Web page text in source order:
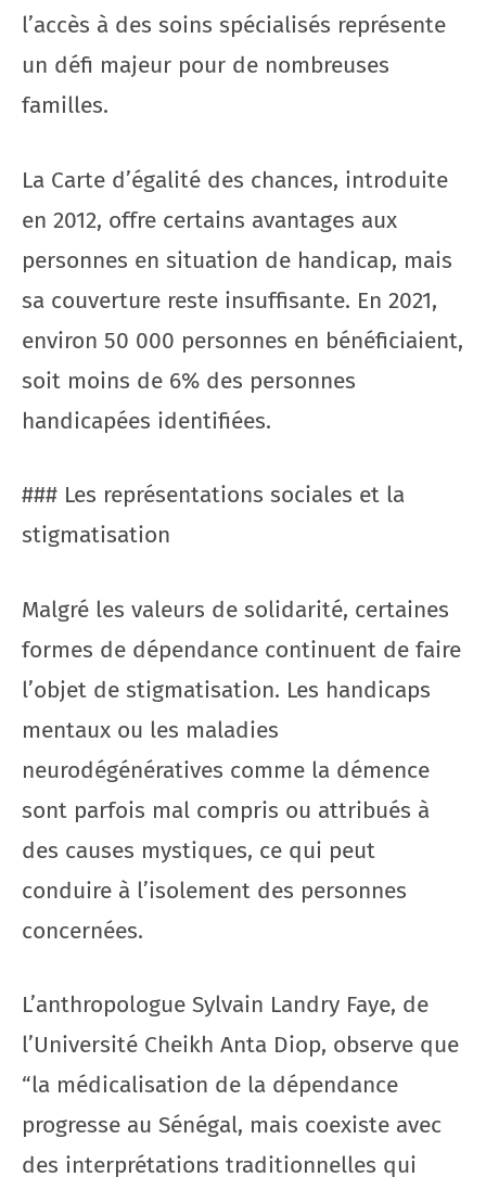
l’accès à des soins spécialisés représente
un défi majeur pour de nombreuses
familles.
La Carte d’égalité des chances, introduite
en 2012, offre certains avantages aux
personnes en situation de handicap, mais
sa couverture reste insuffisante. En 2021,
environ 50 000 personnes en bénéficiaient,
soit moins de 6% des personnes
handicapées identifiées.
### Les représentations sociales et la
stigmatisation
Malgré les valeurs de solidarité, certaines
formes de dépendance continuent de faire
l’objet de stigmatisation. Les handicaps
mentaux ou les maladies
neurodégénératives comme la démence
sont parfois mal compris ou attribués à
des causes mystiques, ce qui peut
conduire à l’isolement des personnes
concernées.
L’anthropologue Sylvain Landry Faye, de
l’Université Cheikh Anta Diop, observe que
“la médicalisation de la dépendance
progresse au Sénégal, mais coexiste avec
des interprétations traditionnelles qui